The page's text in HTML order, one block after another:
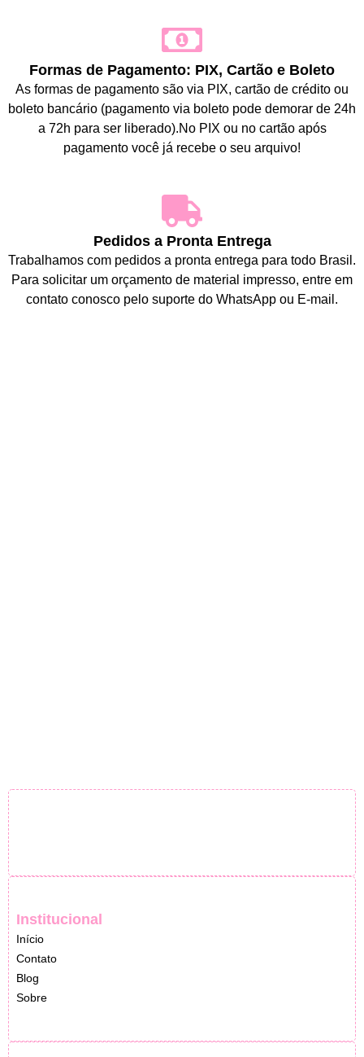
Formas de Pagamento: PIX, Cartão e Boleto
As formas de pagamento são via PIX, cartão de crédito ou
boleto bancário (pagamento via boleto pode demorar de 24h
a 72h para ser liberado).No PIX ou no cartão após
pagamento você já recebe o seu arquivo!
Pedidos a Pronta Entrega
Trabalhamos com pedidos a pronta entrega para todo Brasil.
Para solicitar um orçamento de material impresso, entre em
contato conosco pelo suporte do WhatsApp ou E-mail.
Institucional
Início
Contato
Blog
Sobre